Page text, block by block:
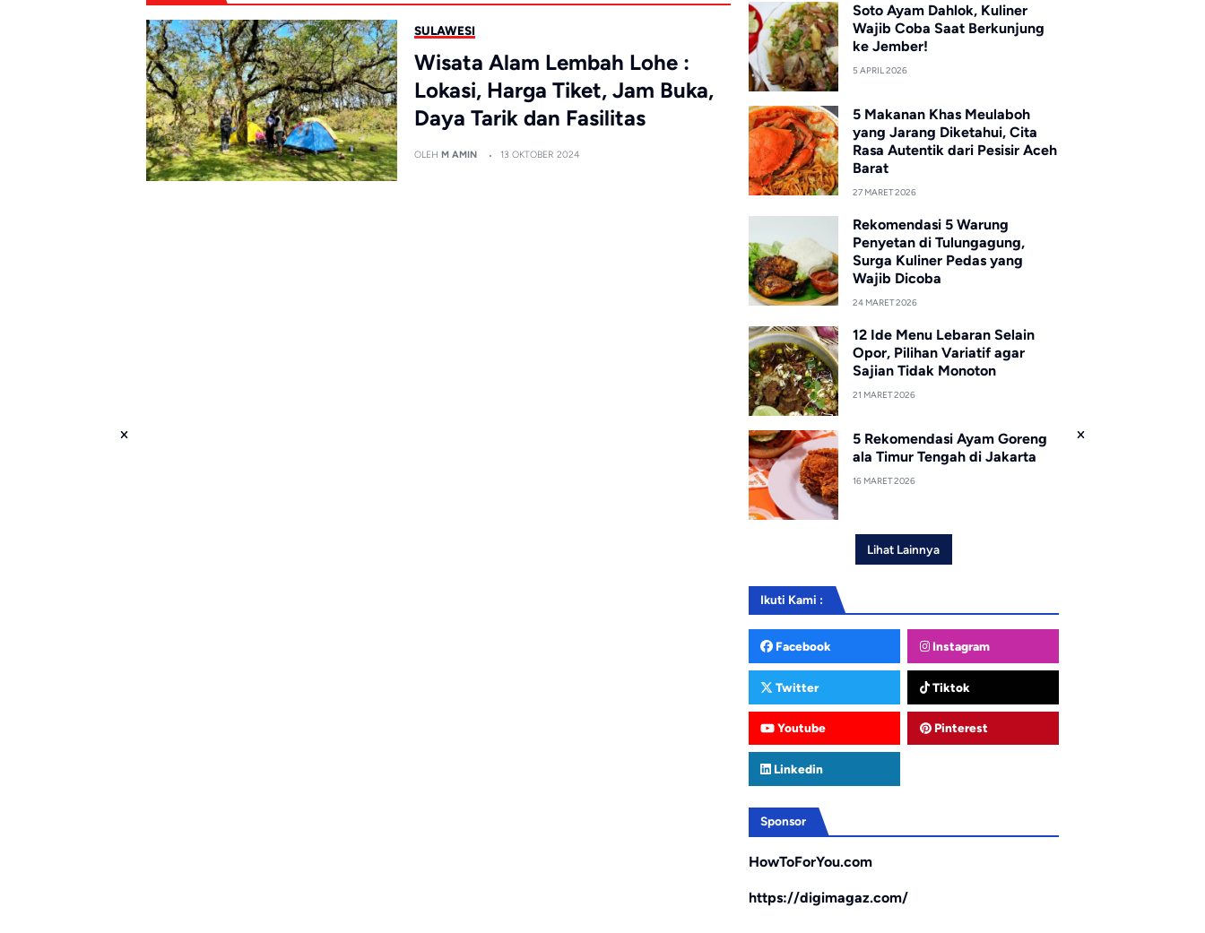
SULAWESI
Wisata Alam Lembah Lohe :
Lokasi, Harga Tiket, Jam Buka,
Daya Tarik dan Fasilitas
OLEH M AMIN 13 OKTOBER 2024
Soto Ayam Dahlok, Kuliner
Wajib Coba Saat Berkunjung
ke Jember!
5 APRIL 2026
5 Makanan Khas Meulaboh
yang Jarang Diketahui, Cita
Rasa Autentik dari Pesisir Aceh
Barat
27 MARET 2026
Rekomendasi 5 Warung
Penyetan di Tulungagung,
Surga Kuliner Pedas yang
Wajib Dicoba
24 MARET 2026
12 Ide Menu Lebaran Selain
Opor, Pilihan Variatif agar
Sajian Tidak Monoton
21 MARET 2026
5 Rekomendasi Ayam Goreng
ala Timur Tengah di Jakarta
16 MARET 2026
Lihat Lainnya
Ikuti Kami :
Facebook Instagram
Twitter Tiktok
Youtube Pinterest
Linkedin
Sponsor
HowToForYou.com
https://digimagaz.com/